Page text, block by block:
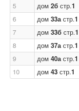
5
дом 2б стр.1
6
дом 33астр.1
7
дом 33б стр.1
8
дом 37астр.1
9
дом 40астр.1
10
дом 43 стр.1